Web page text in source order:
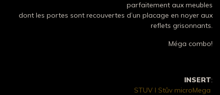
parfaitement aux meubles
dont les portes sont recouvertes d’un placage en noyer aux
reflets grisonnants.
Méga combo!
INSERT:
STUV I Stûv microMega